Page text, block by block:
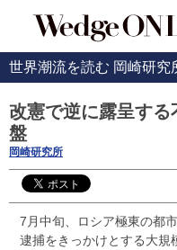
世界潮流を読む 岡崎研究
改憲で逆に露呈す
盤
岡崎研究所
7月中旬、ロシア極東の都
逮捕をきっかけとする大規